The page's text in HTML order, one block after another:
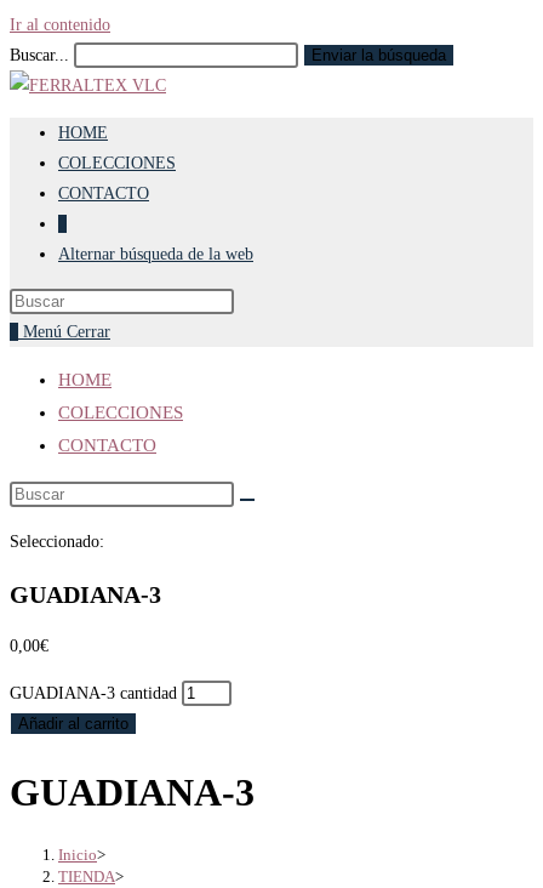
Ir al contenido
Buscar...
Enviar la búsqueda
HOME
COLECCIONES
CONTACTO
Alternar búsqueda de la web
Menú Cerrar
HOME
COLECCIONES
CONTACTO
Seleccionado:
GUADIANA-3
0,00€
GUADIANA-3 cantidad
Añadir al carrito
GUADIANA-3
Inicio>
TIENDA>